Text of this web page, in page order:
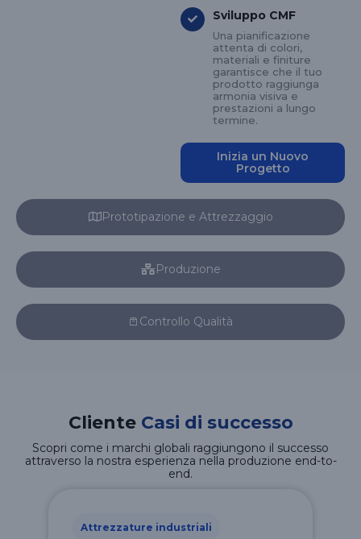
Prototipazione e Attrezzaggio
Produzione
Controllo Qualità
Sviluppo CMF
Una pianificazione
attenta di colori,
materiali e finiture
garantisce che il tuo
prodotto raggiunga
armonia visiva e
prestazioni a lungo
termine.
Inizia un Nuovo
Progetto
Cliente Casi di successo
Scopri come i marchi globali raggiungono il successo
attraverso la nostra esperienza nella produzione end-to-
end.
Attrezzature industriali